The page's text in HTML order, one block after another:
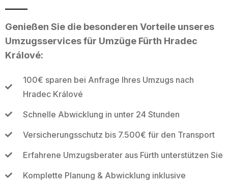
Genießen Sie die besonderen Vorteile unseres
Umzugsservices für Umzüge Fürth Hradec
Králové:
100€ sparen bei Anfrage Ihres Umzugs nach
Hradec Králové
Schnelle Abwicklung in unter 24 Stunden
Versicherungsschutz bis 7.500€ für den Transport
Erfahrene Umzugsberater aus Fürth unterstützen Sie
Komplette Planung & Abwicklung inklusive